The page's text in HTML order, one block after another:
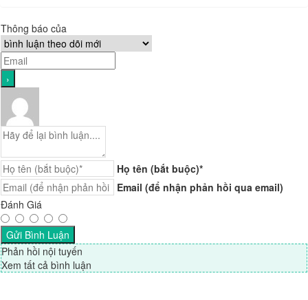
Thông báo của
Họ tên (bắt buộc)*
Email (để nhận phản hồi qua email)
Đánh Giá
Phản hồi nội tuyến
Xem tất cả bình luận